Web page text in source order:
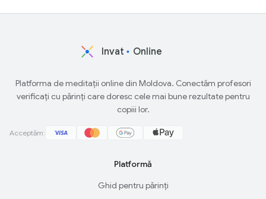
Invat Online
Platforma de meditații online din Moldova. Conectăm profesori
verificați cu părinți care doresc cele mai bune rezultate pentru
copiii lor.
Acceptăm:
Platformă
Ghid pentru părinți